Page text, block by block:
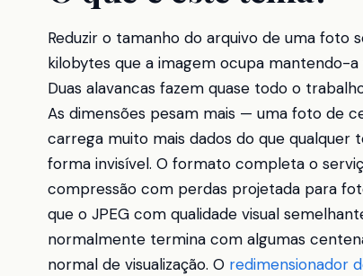
Reduzir o tamanho do arquivo de uma foto
kilobytes que a imagem ocupa mantendo-
Duas alavancas fazem quase todo o
As dimensões pesam mais — uma foto de
carrega muito mais dados do que qualquer
forma invisível. O formato completa o
compressão com perdas projetada para
que o JPEG com qualidade visual
normalmente termina com algumas
normal de visualização. O redimensionador